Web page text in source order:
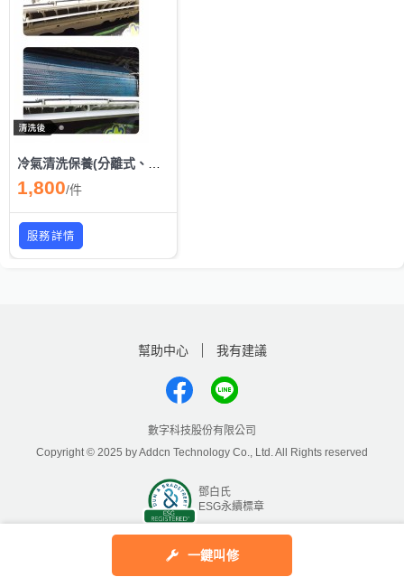
一鍵叫修
冷氣清洗保養(分離式、窗型)
1,800/件
服務詳情
幫助中心 我有建議
數字科技股份有限公司
Copyright © 2025 by Addcn Technology Co., Ltd. All Rights reserved
鄧白氏
ESG永續標章